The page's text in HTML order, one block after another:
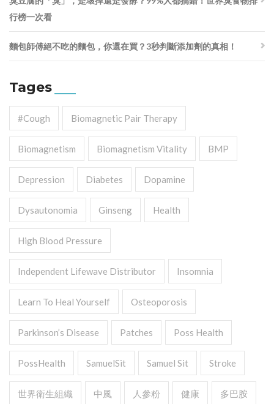
行榜一次看
麵包師傅絕不吃的麵包，你還在買？3秒判斷添加劑的真相！
Tages
#cough Biomagnetic Pair Therapy
Biomagnetism Biomagnetism Vitality BMP
Depression Diabetes Dopamine
Dysautonomia Ginseng Health
High Blood Pressure
Independent Lifewave Distributor Insomnia
Learn To Heal Yourself Osteoporosis
Parkinson’s Disease Patches Poss Health
PossHealth SamuelSit Samuel Sit Stroke
世界衛生組織 中風 人參粉 健康 多巴胺